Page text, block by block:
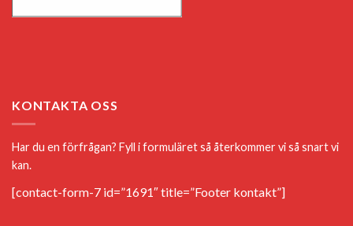
KONTAKTA OSS
Har du en förfrågan? Fyll i formuläret så återkommer vi så snart vi
kan.
[contact-form-7 id=”1691″ title=”Footer kontakt”]